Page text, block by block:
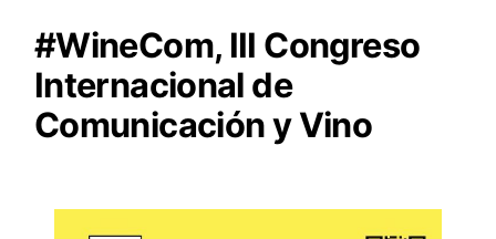
#WineCom, III Congreso
Internacional de
Comunicación y Vino